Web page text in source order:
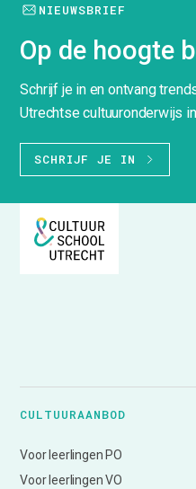
NIEUWSBRIEF
Op de hoogte
Schrijf je in en ontvang
Utrechtse cultuuronderwijs
SCHRIJF JE IN
CULTUURAANBOD
Voor leerlingen PO
Voor leerlingen VO